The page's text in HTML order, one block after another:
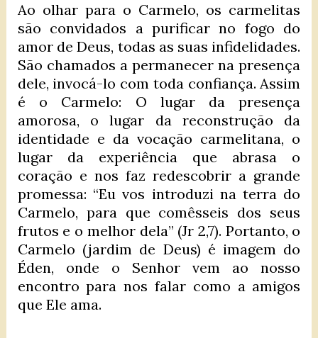
Ao olhar para o Carmelo, os carmelitas
são convidados a purificar no fogo do
amor de Deus, todas as suas infidelidades.
São chamados a permanecer na presença
dele, invocá-lo com toda confiança. Assim
é o Carmelo: O lugar da presença
amorosa, o lugar da reconstrução da
identidade e da vocação carmelitana, o
lugar da experiência que abrasa o
coração e nos faz redescobrir a grande
promessa: “Eu vos introduzi na terra do
Carmelo, para que comêsseis dos seus
frutos e o melhor dela” (Jr 2,7). Portanto, o
Carmelo (jardim de Deus) é imagem do
Éden, onde o Senhor vem ao nosso
encontro para nos falar como a amigos
que Ele ama.